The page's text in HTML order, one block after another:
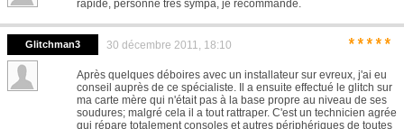
rapide, personne très sympa, je recommande.
Glitchman3 30 décembre 2011, 18:10 *****
Après quelques déboires avec un installateur sur evreux, j'ai eu
conseil auprès de ce spécialiste. Il a ensuite effectué le glitch sur
ma carte mère qui n'était pas à la base propre au niveau de ses
soudures; malgré cela il a tout rattraper. C'est un technicien agrée
qui répare totalement consoles et autres périphériques de toutes